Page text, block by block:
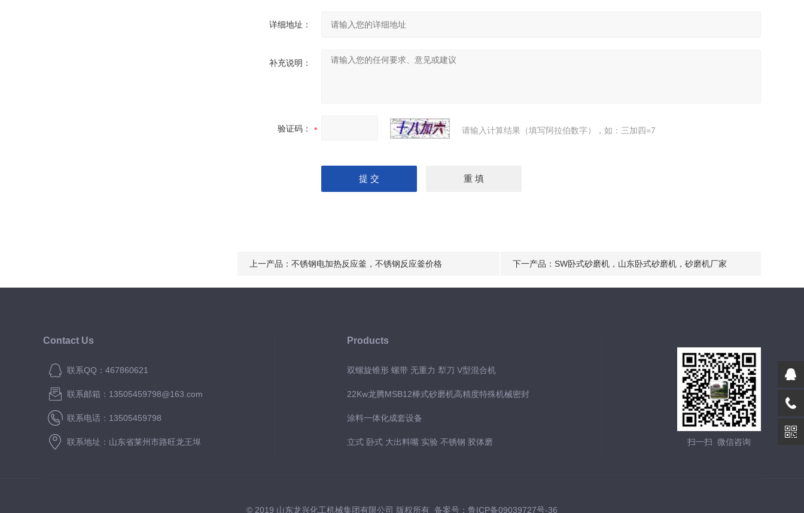
详细地址：
补充说明：
验证码： 请输入计算结果（填写阿拉伯数字），如：三加四=7
上一产品： 不锈钢电加热反应釜，不锈钢反应釜价格 下一产品： SW卧式砂磨机，山东卧式砂磨机，砂磨机厂家
Contact Us
联系QQ：467860621
联系邮箱：13505459798@163.com
联系电话：13505459798
联系地址：山东省莱州市路旺龙王埠
Products
双螺旋锥形 螺带 无重力 犁刀 V型混合机
22Kw龙腾MSB12棒式砂磨机高精度特殊机械密封
涂料一体化成套设备
立式 卧式 大出料嘴 实验 不锈钢 胶体磨 扫一扫 微信咨询
© 2019 山东龙兴化工机械集团有限公司 版权所有 备案号： 鲁ICP备09039727号-36